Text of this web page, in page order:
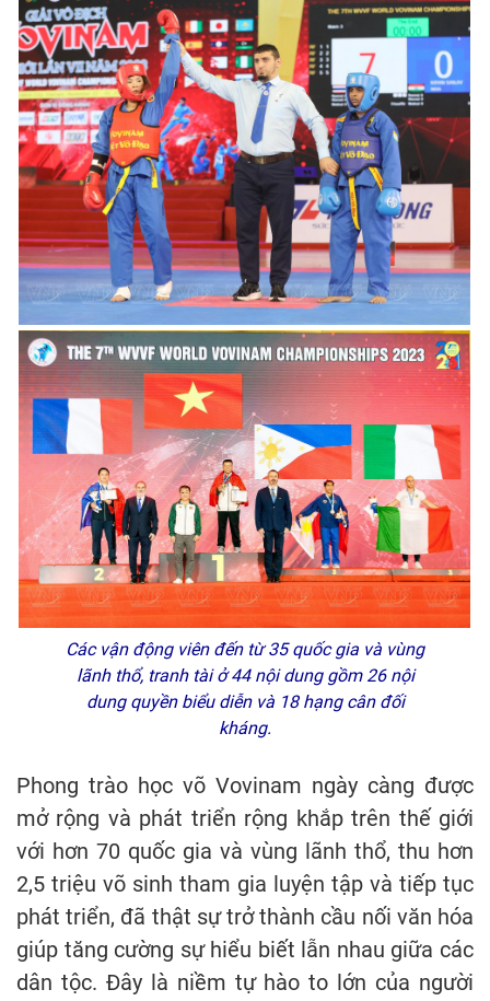
Các vận động viên đến từ 35 quốc gia và vùng
lãnh thổ, tranh tài ở 44 nội dung gồm 26 nội
dung quyền biểu diễn và 18 hạng cân đối
kháng.
Phong trào học võ Vovinam ngày càng được
mở rộng và phát triển rộng khắp trên thế giới
với hơn 70 quốc gia và vùng lãnh thổ, thu hơn
2,5 triệu võ sinh tham gia luyện tập và tiếp tục
phát triển, đã thật sự trở thành cầu nối văn hóa
giúp tăng cường sự hiểu biết lẫn nhau giữa các
dân tộc. Đây là niềm tự hào to lớn của người